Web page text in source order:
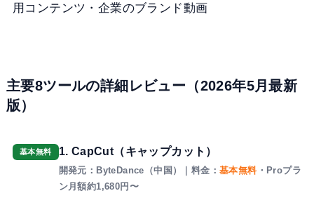
用コンテンツ・企業のブランド動画
主要8ツールの詳細レビュー（2026年5月最新
版）
基本無料 1. CapCut（キャップカット）
開発元：ByteDance（中国）｜料金： 基本無料・Proプラ
ン月額約1,680円〜